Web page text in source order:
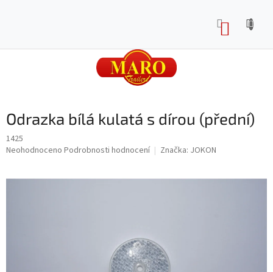
Odrazka bílá kulatá s dírou (přední)
1425
Průměrné
Neohodnoceno Podrobnosti hodnocení Značka: JOKON